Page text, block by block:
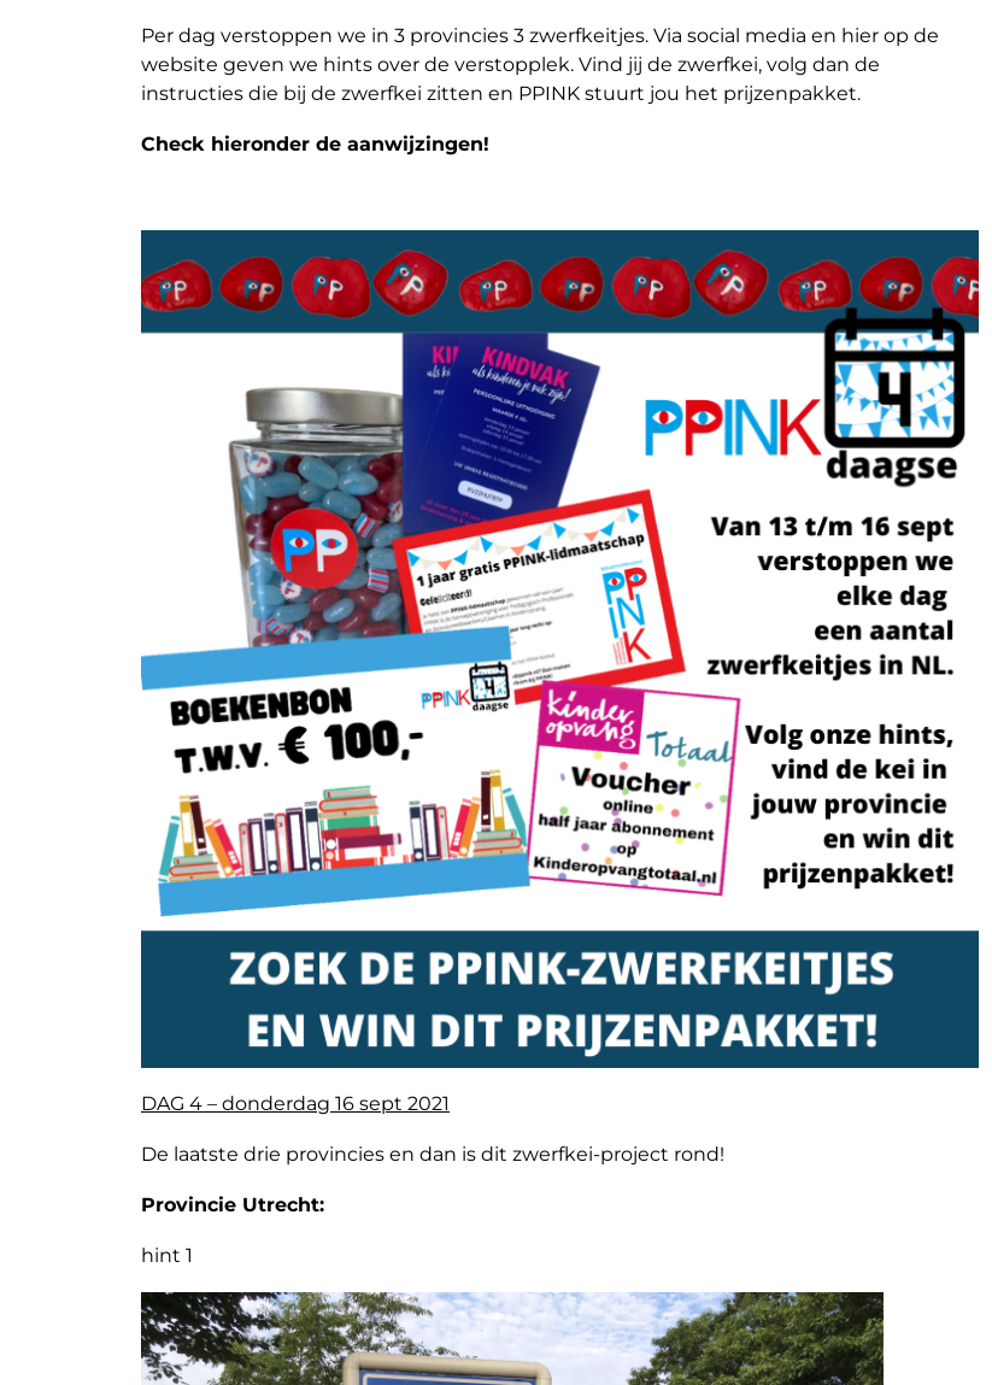
Per dag verstoppen we in 3 provincies 3 zwerfkeitjes. Via social media en hier op de
website geven we hints over de verstopplek. Vind jij de zwerfkei, volg dan de
instructies die bij de zwerfkei zitten en PPINK stuurt jou het prijzenpakket.
Check hieronder de aanwijzingen!
DAG 4 – donderdag 16 sept 2021
De laatste drie provincies en dan is dit zwerfkei-project rond!
Provincie Utrecht:
hint 1